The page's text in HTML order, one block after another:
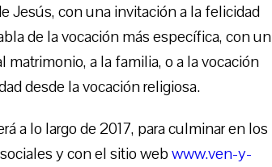
Jesús, con una invitación a la felicidad
de la vocación más específica, con un
matrimonio, a la familia, o a la vocación
desde la vocación religiosa.
a lo largo de 2017, para culminar en los
y con el sitio webwww.ven-y-